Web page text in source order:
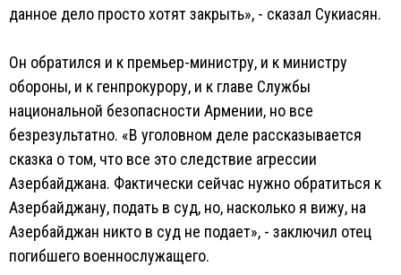
данное дело просто хотят закрыть», - сказал Сукиасян.
Он обратился и к премьер-министру, и к министру
обороны, и к генпрокурору, и к главе Службы
национальной безопасности Армении, но все
безрезультатно. «В уголовном деле рассказывается
сказка о том, что все это следствие агрессии
Азербайджана. Фактически сейчас нужно обратиться к
Азербайджану, подать в суд, но, насколько я вижу, на
Азербайджан никто в суд не подает», - заключил отец
погибшего военнослужащего.